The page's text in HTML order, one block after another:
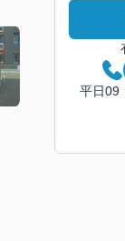
平日09